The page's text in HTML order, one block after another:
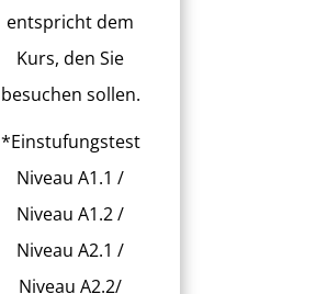
entspricht dem
Kurs, den Sie
besuchen sollen.
*Einstufungstest
Niveau A1.1 /
Niveau A1.2 /
Niveau A2.1 /
Niveau A2.2/